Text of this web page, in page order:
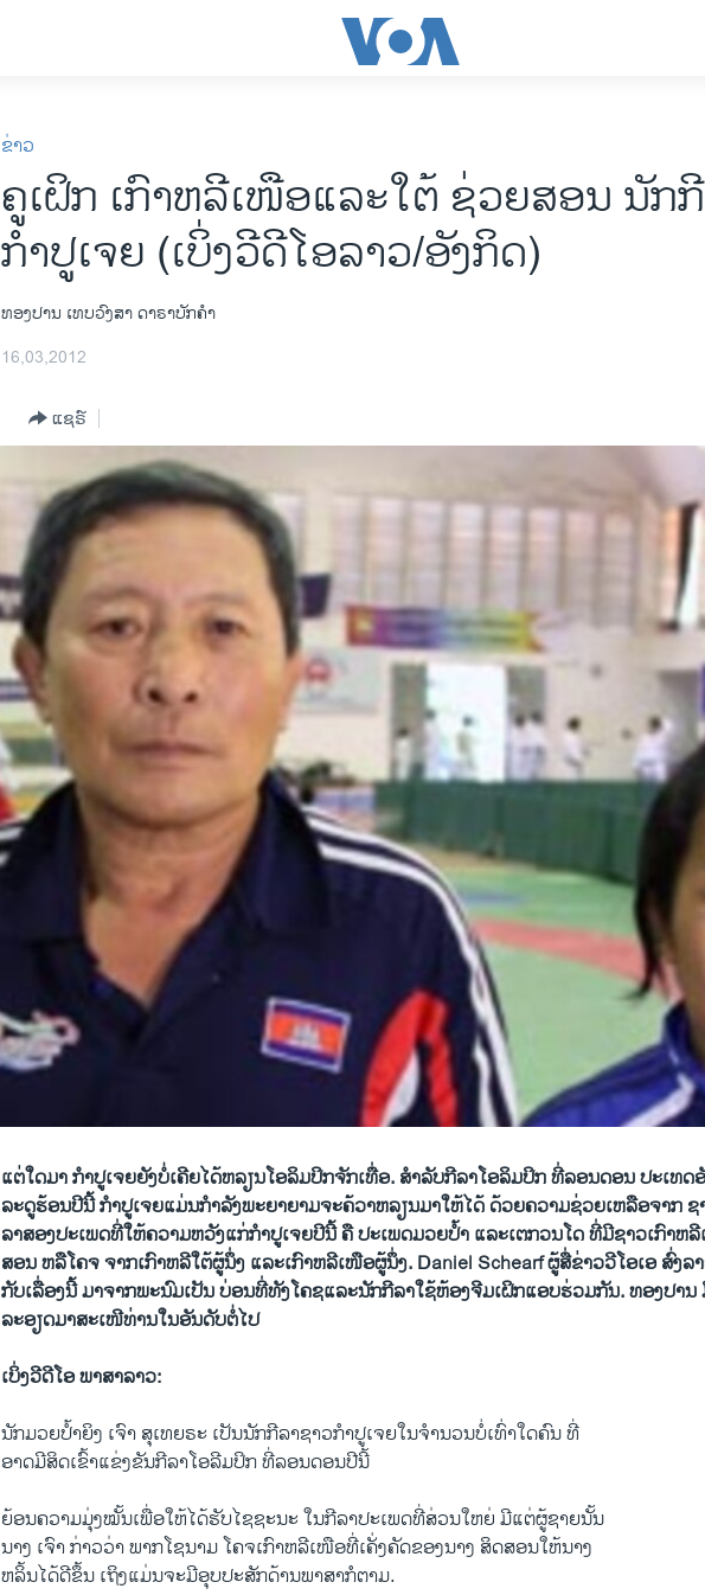
ຂ່າວ
ຄູເຝິກ ເກົາຫລີເໜືອແລະໃຕ້ ຊ່ວຍສອນ ນັກ
ກໍາປູເຈຍ (ເບິ່ງວີດີໂອລາວ/ອັງກິດ)
ທອງປານ ເທບວົງສາດາຣາບັກຄໍາ
16,03,2012
ແຊຣ໌
ແຕ່​ໃດ​ມາ ກໍາປູ​ເຈ​ຍຍັງ​ບໍ່​ເຄີຍ​​ໄດ້​ຫລຽນ​ໂອ​ລິ​ມປິກ​ຈັກ​ເທື່ອ. ສໍາລັບ​ກີລາ​ໂອ​ລິ​ມປິກ​ ​ທີ່​ລອນ​ດອນ ​ປະ​ເທດ​
ລະດູ​ຮ້ອນປີ​ນີ້ ກໍາປູ​ເຈ​ຍ​ແມ່ນ​ກໍາລັງພະ​ຍາ​ຍາມ​​ຈະຄ້ວາ​ຫລຽນມາ​ໃຫ້​ໄດ້​ ດ້ວຍ​ຄວາມ​ຊ່ວຍ​ເຫລືອ​ຈາກ ຊ
ລາ​ສອງ​ປະ​ເພດ​ທີ່​ໃຫ້​ຄວາມ​ຫວັງ​ແກ່​ກໍາປູ​ເຈຍ​ປີ​ນີ້ ຄື ປະ​ເພດມວຍ​ປໍ້າ ​ແລະ​ເຕກວນ​ໂດ ທີ່​ມີ​ຊາວ​ເກົາຫລີ​
ສອນ ຫລື​ໂຄຈ ຈາກ​ເກົາຫລີ​ໃຕ້ຜູ້​ນຶ່ງ ​ແລະ​ເກົາ​ຫລີ​ເໜືອ​ຜູ້​ນຶ່ງ. Daniel Schearf ຜູ້​ສື່​ຂ່າວ​ວີ​ໂອ​ເອ ສົ່ງລ
ກັບ​ເລື່ອງ​ນີ້ ມາ​ຈາກ​ພະນົມ​ເປັນ ​ບ່ອນ​ທີ່​ທັງ​ໂຄ​ຊ​ແລະ​ນັກກີລາ​ໃຊ້​ຫ້ອງ​ຈີມ​ເຝິກ​ແອບ​ຮ່ວມ​ກັນ. ທອງ​ປານ
ລະອຽດ​ມາສະ​ເໜີ​ທ່ານ​ໃນ​ອັນ​ດັບ​ຕໍ່​ໄປ
ເບິ່ງວີດີໂອ ພາສາລາວ:
ນັກ​ມວຍ​ປໍ້າຍິງ ​ເຈົາ ສຸ​ເທຍຣະ ​ເປັນ​ນັກກີລາ​ຊາວ​ກໍາປູ​ເຈຍ​ໃນ​ຈໍານວນ​ບໍ່​ເທົ່າ​ໃດ​ຄົນ ທີ່​
ອາດມີ​ສິດ​ເຂົ້າ​ແຂ່ງ​ຂັນ​ກີລາ​ໂອ​ລີ​ມປິກ​ ທີ່​ລອນ​ດອນ​ປີ​ນີ້
ຍ້ອນ​ຄວາມ​ມຸ່ງ​ໝັ້ນເພື່ອໃຫ້​ໄດ້​ຮັບ​ໄຊຊະນະ​ ໃນ​ກີລາ​ປະ​ເພດທີ່​ສ່ວນ​ໃຫຍ່ ມີ​ແຕ່​ຜູ້​ຊາຍ​ນັ້ນ
ນາງ ເຈົາ ກ່າ​ວວ່າ ພາກ​ໂຊ​ນາມ ​ໂຄ​ຈ​ເກົາຫລີ​ເໜືອ​ທີ່ເຄັ່ງ​ຄັດຂອງ​ນາງ ສິດສອນ​ໃຫ້​ນາງ​
ຫລິ້ນ​ໄດ້​ດີຂຶ້ນ ​ເຖິງ​ແມ່ນ​ຈະມີ​ອຸບປະສັກ​ດ້ານ​ພາສາ​ກໍ​ຕາມ.